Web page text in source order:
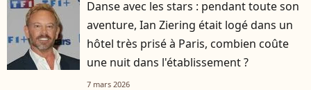
Danse avec les stars : pendant toute son
aventure, Ian Ziering était logé dans un
hôtel très prisé à Paris, combien coûte
une nuit dans l'établissement ?
7 mars 2026